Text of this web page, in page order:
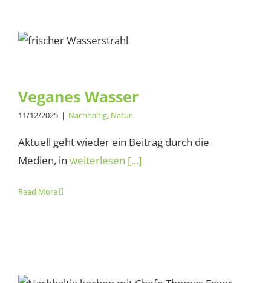
Veganes Wasser
Veganes Wasser
11/12/2025 | Nachhaltig, Natur
Aktuell geht wieder ein Beitrag durch die
Medien, in weiterlesen [...]
Read More